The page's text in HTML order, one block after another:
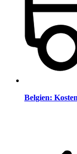
Belgien: